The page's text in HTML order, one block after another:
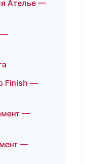
Ателье —
—
Finish —
—
—